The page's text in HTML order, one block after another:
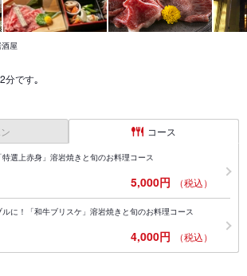
屋
分です｡
コース
選上赤身」溶岩焼きと旬のお料理コース
5,000円 （税込）
に！「和牛ブリスケ」溶岩焼きと旬のお料理コース
4,000円 （税込）